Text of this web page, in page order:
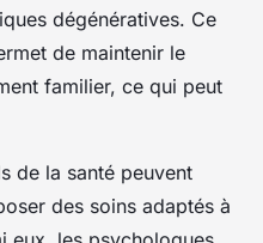
dégénératives. Ce
de maintenir le
familier, ce qui peut
de la santé peuvent
des soins adaptés à